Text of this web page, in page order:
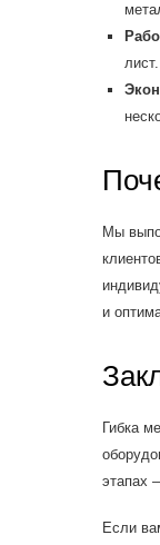
лист.
Мы
и
Гибка
этапах
Если